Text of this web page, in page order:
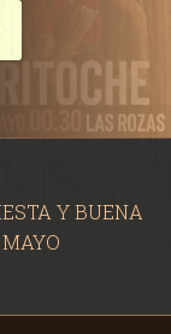
Y BUENA
SALA /